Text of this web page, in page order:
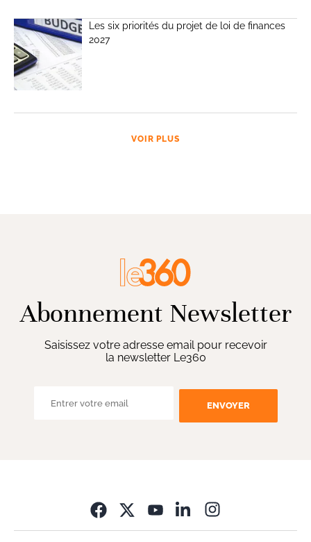
Les six priorités du projet de loi de finances
2027
VOIR PLUS
Abonnement Newsletter
Saisissez votre adresse email pour recevoir
la newsletter Le360
ENVOYER